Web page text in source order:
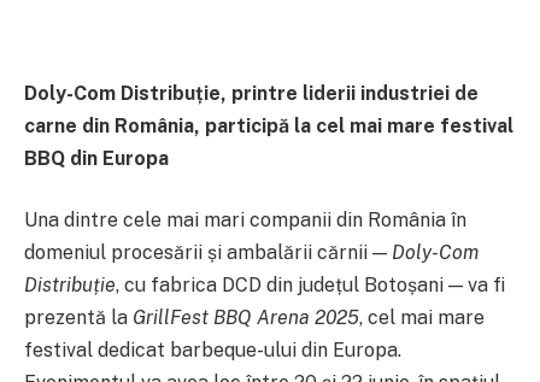
Doly-Com Distribuție, printre liderii industriei de
carne din România, participă la cel mai mare festival
BBQ din Europa
Una dintre cele mai mari companii din România în
domeniul procesării și ambalării cărnii — Doly-Com
Distribuție, cu fabrica DCD din județul Botoșani — va fi
prezentă la GrillFest BBQ Arena 2025, cel mai mare
festival dedicat barbeque-ului din Europa.